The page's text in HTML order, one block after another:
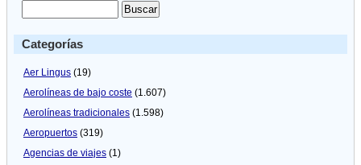
Categorías
Aer Lingus (19)
Aerolíneas de bajo coste (1.607)
Aerolíneas tradicionales (1.598)
Aeropuertos (319)
Agencias de viajes (1)